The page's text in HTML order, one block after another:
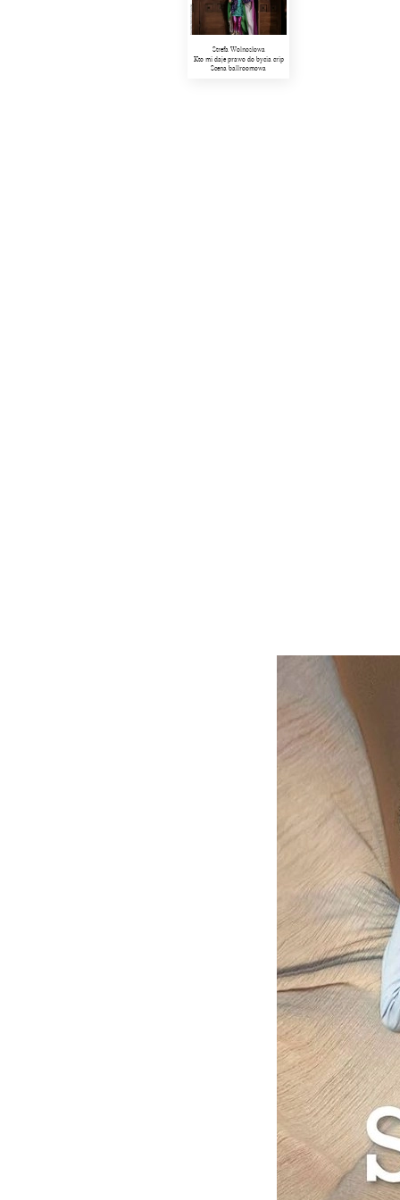
Strefa Wolnosłowa
Kto mi daje prawo do bycia crip
Scena ballroomowa